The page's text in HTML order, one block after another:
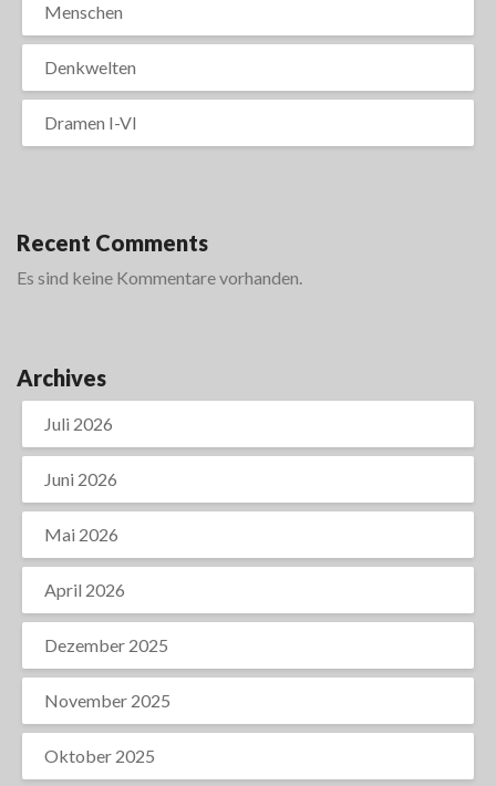
Menschen
Denkwelten
Dramen I-VI
Recent Comments
Es sind keine Kommentare vorhanden.
Archives
Juli 2026
Juni 2026
Mai 2026
April 2026
Dezember 2025
November 2025
Oktober 2025